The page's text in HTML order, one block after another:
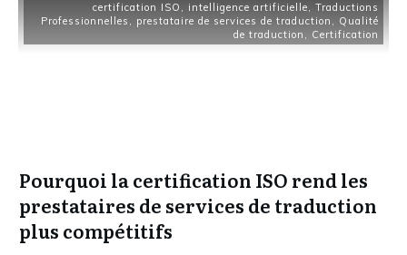
certification ISO , intelligence artificielle, Traductions
Professionnelles , prestataire de services de traduction , Qualité
de traduction , Certification
Pourquoi la certification ISO rend les
prestataires de services de traduction
plus compétitifs